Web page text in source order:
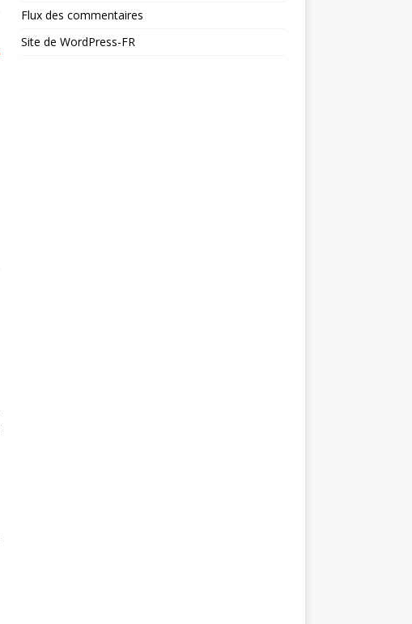
Flux des commentaires
Site de WordPress-FR